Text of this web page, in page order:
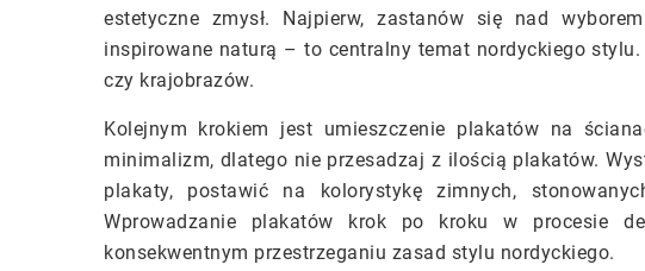
estetyczne zmysł. Najpierw, zastanów się nad
inspirowane naturą – to centralny temat nordyckiego
czy krajobrazów.
Kolejnym krokiem jest umieszczenie plakatów na
minimalizm, dlatego nie przesadzaj z ilością plakatów.
plakaty, postawić na kolorystykę zimnych,
Wprowadzanie plakatów krok po kroku w procesie
konsekwentnym przestrzeganiu zasad stylu nordyckiego.